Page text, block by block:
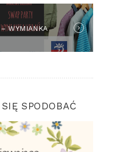
WYMIANKA
SPODOBAĆ